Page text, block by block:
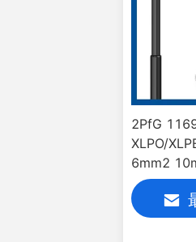
2PfG
XLPO/
6mm2
ル 光伏